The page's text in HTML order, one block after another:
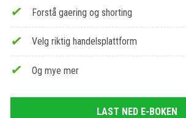
Forstå gaering og shorting
Velg riktig handelsplattform
Og mye mer
LAST NED E-BOKEN